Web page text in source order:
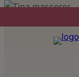
Spring